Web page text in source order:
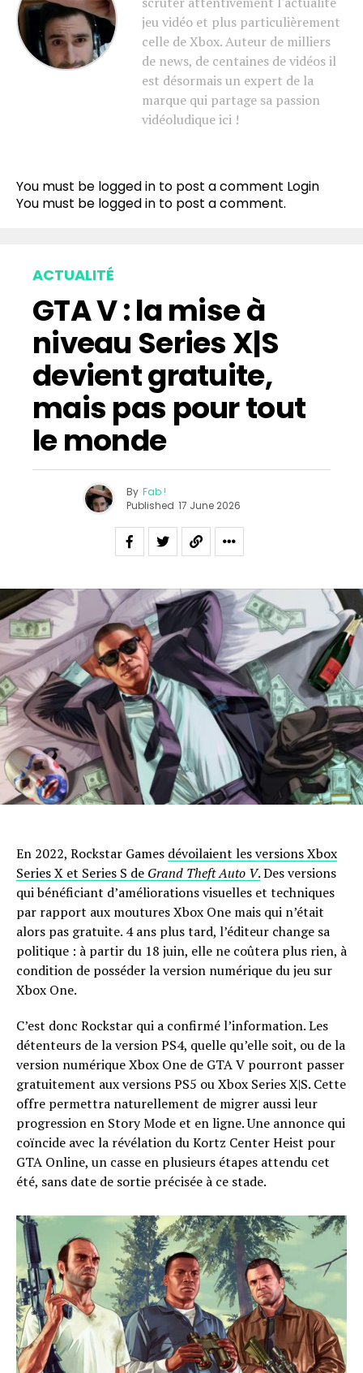
jeu vidéo et plus particulièrement
celle de Xbox. Auteur de milliers
de news, de centaines de vidéos il
est désormais un expert de la
marque qui partage sa passion
vidéoludique ici !
You must be logged in to post a comment Login
You must be logged in to post a comment.
ACTUALITÉ
GTA V : la mise à
niveau Series X|S
devient gratuite,
mais pas pour tout
le monde
By Fab !
Published 17 June 2026
En 2022, Rockstar Games dévoilaient les versions Xbox
Series X et Series S de Grand Theft Auto V.Des versions
qui bénéficiant d’améliorations visuelles et techniques
par rapport aux moutures Xbox One mais qui n’était
alors pas gratuite. 4 ans plus tard, l’éditeur change sa
politique : à partir du 18 juin, elle ne coûtera plus rien, à
condition de posséder la version numérique du jeu sur
Xbox One.
C’est donc Rockstar qui a confirmé l’information. Les
détenteurs de la version PS4, quelle qu’elle soit, ou de la
version numérique Xbox One de GTA V pourront passer
gratuitement aux versions PS5 ou Xbox Series X|S. Cette
offre permettra naturellement de migrer aussi leur
progression en Story Mode et en ligne. Une annonce qui
coïncide avec la révélation du Kortz Center Heist pour
GTA Online, un casse en plusieurs étapes attendu cet
été, sans date de sortie précisée à ce stade.